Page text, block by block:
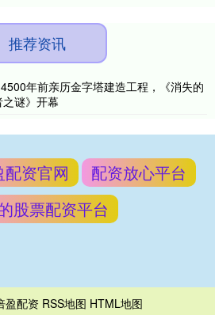
推荐资讯
年前亲历金字塔建造工程，《消失的
谜》开幕
配资官网
配资放心平台
股票配资平台
盈配资 RSS地图 HTML地图